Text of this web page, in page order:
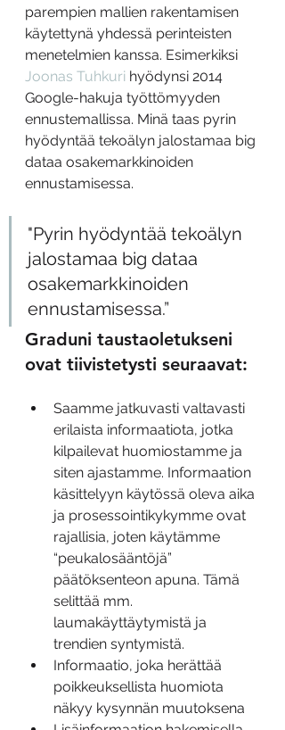
parempien mallien rakentamisen
käytettynä yhdessä perinteisten
menetelmien kanssa. Esimerkiksi
Joonas Tuhkuri hyödynsi 2014
Google-hakuja työttömyyden
ennustemallissa. Minä taas pyrin
hyödyntää tekoälyn jalostamaa big
dataa osakemarkkinoiden
ennustamisessa.
"Pyrin hyödyntää tekoälyn
jalostamaa big dataa
osakemarkkinoiden
ennustamisessa.”
Graduni taustaoletukseni
ovat tiivistetysti seuraavat:
Saamme jatkuvasti valtavasti
erilaista informaatiota, jotka
kilpailevat huomiostamme ja
siten ajastamme. Informaation
käsittelyyn käytössä oleva aika
ja prosessointikykymme ovat
rajallisia, joten käytämme
“peukalosääntöjä”
päätöksenteon apuna. Tämä
selittää mm.
laumakäyttäytymistä ja
trendien syntymistä.
Informaatio, joka herättää
poikkeuksellista huomiota
näkyy kysynnän muutoksena